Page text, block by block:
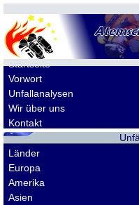
Startseite
Vorwort
Unfallanalysen
Wir über uns
Kontakt
Länder
Europa
Amerika
Asien